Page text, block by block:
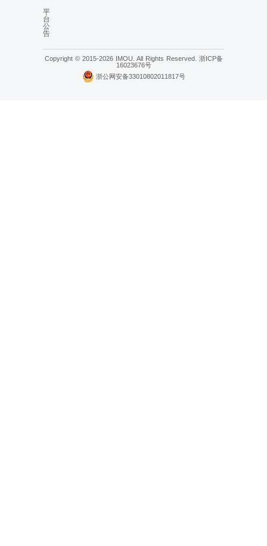
平
台
公
告
Copyright © 2015-2026 IMOU. All Rights Reserved. 浙ICP备
16023676号
浙公网安备33010802011817号